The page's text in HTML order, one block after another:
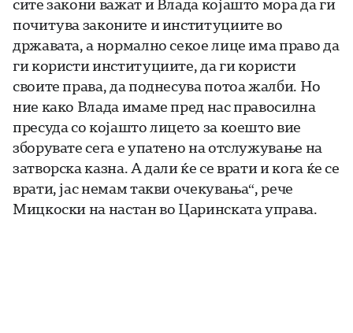
почитува законите и институциите во
државата, а нормално секое лице има право да
ги користи институциите, да ги користи
своите права, да поднесува потоа жалби. Но
ние како Влада имаме пред нас правосилна
пресуда со којашто лицето за коешто вие
зборувате сега е упатено на отслужување на
затворска казна. А дали ќе се врати и кога ќе се
врати, јас немам такви очекувања“, рече
Мицкоски на настан во Царинската управа.